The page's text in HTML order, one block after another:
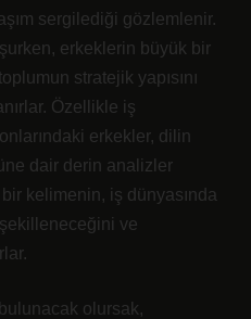
sergilediği gözlemlenir.
erkeklerin büyük bir
stratejik yapısını
Özellikle iş
erkekler, dilin
dair derin analizler
kelimenin, iş dünyasında
ve
olursak,